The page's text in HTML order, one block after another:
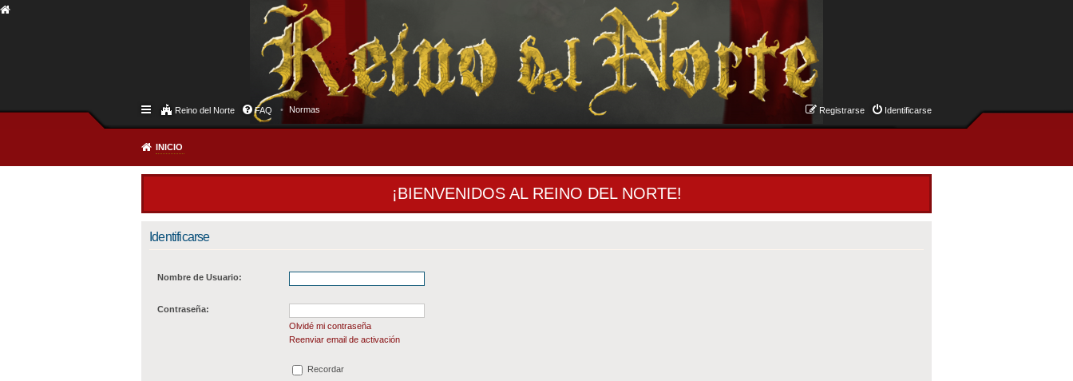
Reino del Norte FAQ Normas Identificarse
Registrarse
INICIO
¡BIENVENIDOS AL REINO DEL NORTE!
Identificarse
Nombre de Usuario:
Contraseña:
Olvidé mi contraseña
Reenviar email de activación
Recordar